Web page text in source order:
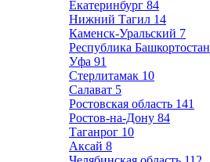
Екатеринбург 84
Нижний Тагил 14
Каменск-Уральский 7
Республика Башкортостан
Уфа 91
Стерлитамак 10
Салават 5
Ростовская область 141
Ростов-на-Дону 84
Таганрог 10
Аксай 8